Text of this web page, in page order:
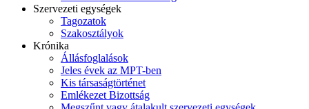
Szervezeti egységek
Tagozatok
Szakosztályok
Krónika
Állásfoglalások
Jeles évek az MPT-ben
Kis társaságtörténet
Emlékezet Bizottság